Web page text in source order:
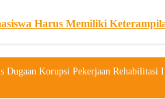
Harus Memiliki
Dugaan Korupsi Pekerjaan